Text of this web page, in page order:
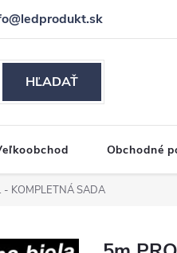
HĽADAŤ
Obchodné
KOMPLETNÁ SADA